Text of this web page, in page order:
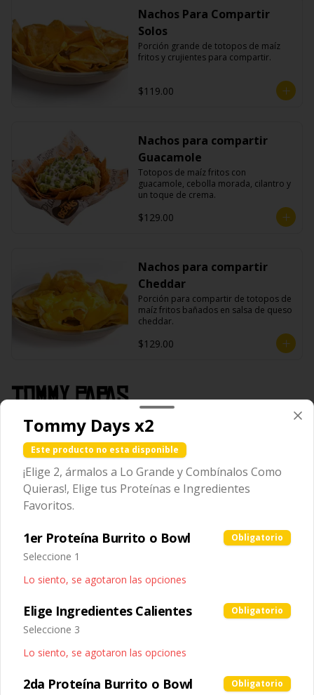
Nachos Para Compartir
Solos
Porción grande de totopos de maíz
fritos y crujientes para compartir.
$119.00
Nachos para compartir
Guacamole
Totopos de maíz fritos con
guacamole, cebolla morada, cilantro y
un toque de crema.
$129.00
Nachos para compartir
Cheddar
Porción para compartir de totopos de
maíz fritos bañados en salsa de queso
cheddar.
$129.00
Tommy Papas
Papas Fritas Individuales
Porción individual de papas fritas de
corte recto y textura crujiente.
con Guacamole
Porción individual de papas fritas
acompañadas con una porción de
$85.00
Tommy Days x2
Este producto no esta disponible
¡Elige 2, ármalos a Lo Grande y Combínalos Como
Quieras!, Elige tus Proteínas e Ingredientes
Favoritos.
1er Proteína Burrito o Bowl Obligatorio
Seleccione 1
Lo siento, se agotaron las opciones
Elige Ingredientes Calientes Obligatorio
Seleccione 3
Lo siento, se agotaron las opciones
2da Proteína Burrito o Bowl Obligatorio